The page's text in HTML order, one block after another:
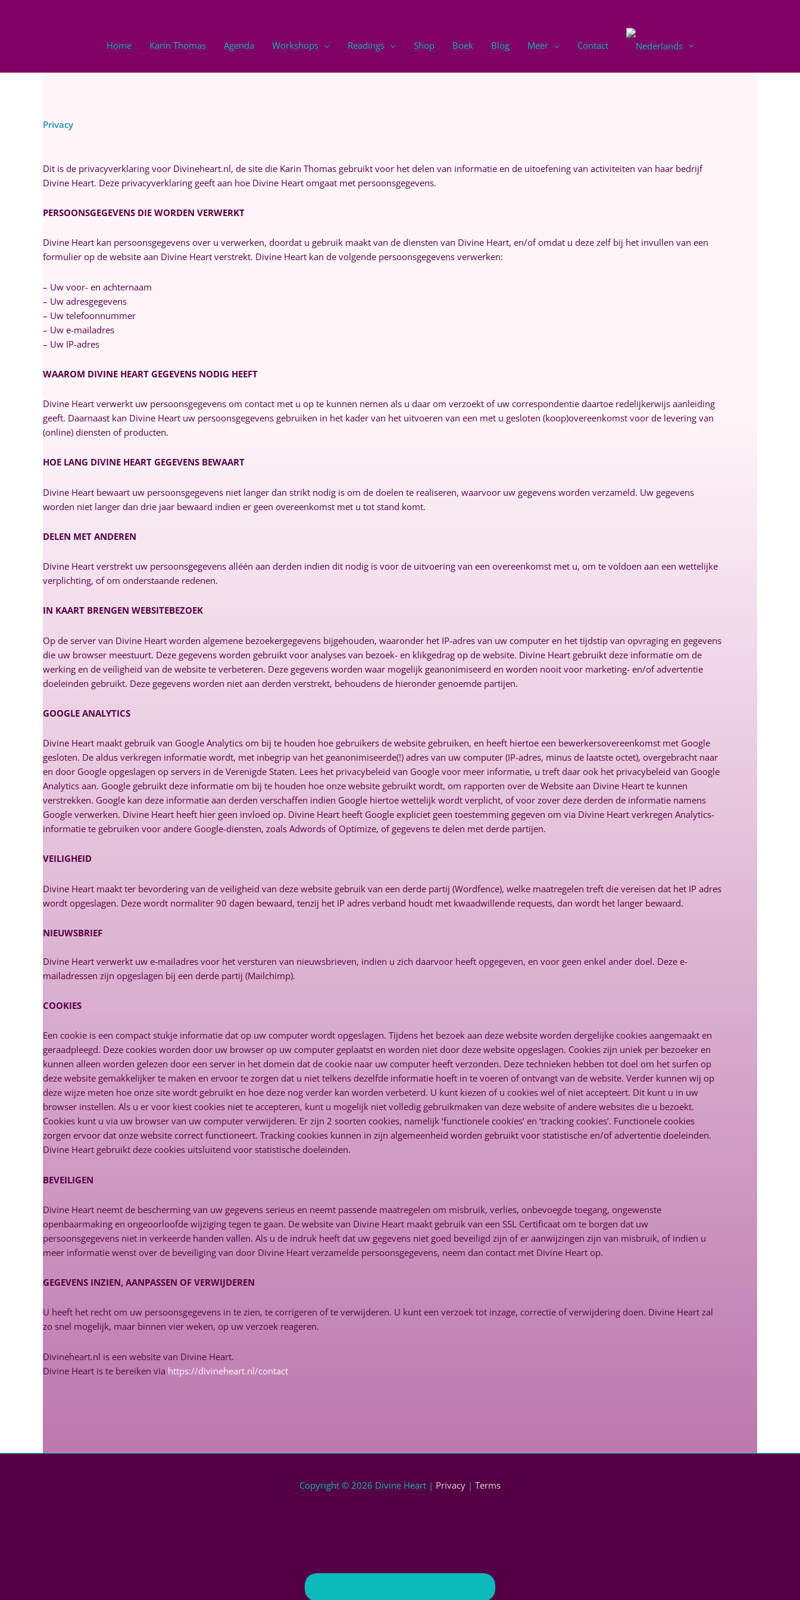
Home Karin Thomas Agenda Workshops Readings Shop Boek Blog Meer Contact
Privacy
Dit is de privacyverklaring voor Divineheart.nl, de site die Karin Thomas gebruikt voor het delen van informatie en de uitoefening van activiteiten van haar bedrijf
Divine Heart. Deze privacyverklaring geeft aan hoe Divine Heart omgaat met persoonsgegevens.
PERSOONSGEGEVENS DIE WORDEN VERWERKT
Divine Heart kan persoonsgegevens over u verwerken, doordat u gebruik maakt van de diensten van Divine Heart, en/of omdat u deze zelf bij het invullen van een
formulier op de website aan Divine Heart verstrekt. Divine Heart kan de volgende persoonsgegevens verwerken:
– Uw voor- en achternaam
– Uw adresgegevens
– Uw telefoonnummer
– Uw e-mailadres
– Uw IP-adres
WAAROM DIVINE HEART GEGEVENS NODIG HEEFT
Divine Heart verwerkt uw persoonsgegevens om contact met u op te kunnen nemen als u daar om verzoekt of uw correspondentie daartoe redelijkerwijs aanleiding
geeft. Daarnaast kan Divine Heart uw persoonsgegevens gebruiken in het kader van het uitvoeren van een met u gesloten (koop)overeenkomst voor de levering van
(online) diensten of producten.
HOE LANG DIVINE HEART GEGEVENS BEWAART
Divine Heart bewaart uw persoonsgegevens niet langer dan strikt nodig is om de doelen te realiseren, waarvoor uw gegevens worden verzameld. Uw gegevens
worden niet langer dan drie jaar bewaard indien er geen overeenkomst met u tot stand komt.
DELEN MET ANDEREN
Divine Heart verstrekt uw persoonsgegevens alléén aan derden indien dit nodig is voor de uitvoering van een overeenkomst met u, om te voldoen aan een wettelijke
verplichting, of om onderstaande redenen.
IN KAART BRENGEN WEBSITEBEZOEK
Op de server van Divine Heart worden algemene bezoekergegevens bijgehouden, waaronder het IP-adres van uw computer en het tijdstip van opvraging en gegevens
die uw browser meestuurt. Deze gegevens worden gebruikt voor analyses van bezoek- en klikgedrag op de website. Divine Heart gebruikt deze informatie om de
werking en de veiligheid van de website te verbeteren. Deze gegevens worden waar mogelijk geanonimiseerd en worden nooit voor marketing- en/of advertentie
doeleinden gebruikt. Deze gegevens worden niet aan derden verstrekt, behoudens de hieronder genoemde partijen.
GOOGLE ANALYTICS
Divine Heart maakt gebruik van Google Analytics om bij te houden hoe gebruikers de website gebruiken, en heeft hiertoe een bewerkersovereenkomst met Google
gesloten. De aldus verkregen informatie wordt, met inbegrip van het geanonimiseerde(!) adres van uw computer (IP-adres, minus de laatste octet), overgebracht naar
en door Google opgeslagen op servers in de Verenigde Staten. Lees het privacybeleid van Google voor meer informatie, u treft daar ook het privacybeleid van Google
Analytics aan. Google gebruikt deze informatie om bij te houden hoe onze website gebruikt wordt, om rapporten over de Website aan Divine Heart te kunnen
verstrekken. Google kan deze informatie aan derden verschaffen indien Google hiertoe wettelijk wordt verplicht, of voor zover deze derden de informatie namens
Google verwerken. Divine Heart heeft hier geen invloed op. Divine Heart heeft Google expliciet geen toestemming gegeven om via Divine Heart verkregen Analytics-
informatie te gebruiken voor andere Google-diensten, zoals Adwords of Optimize, of gegevens te delen met derde partijen.
VEILIGHEID
Divine Heart maakt ter bevordering van de veiligheid van deze website gebruik van een derde partij (Wordfence), welke maatregelen treft die vereisen dat het IP adres
wordt opgeslagen. Deze wordt normaliter 90 dagen bewaard, tenzij het IP adres verband houdt met kwaadwillende requests, dan wordt het langer bewaard.
NIEUWSBRIEF
Divine Heart verwerkt uw e-mailadres voor het versturen van nieuwsbrieven, indien u zich daarvoor heeft opgegeven, en voor geen enkel ander doel. Deze e-
mailadressen zijn opgeslagen bij een derde partij (Mailchimp).
COOKIES
Een cookie is een compact stukje informatie dat op uw computer wordt opgeslagen. Tijdens het bezoek aan deze website worden dergelijke cookies aangemaakt en
geraadpleegd. Deze cookies worden door uw browser op uw computer geplaatst en worden niet door deze website opgeslagen. Cookies zijn uniek per bezoeker en
kunnen alleen worden gelezen door een server in het domein dat de cookie naar uw computer heeft verzonden. Deze technieken hebben tot doel om het surfen op
deze website gemakkelijker te maken en ervoor te zorgen dat u niet telkens dezelfde informatie hoeft in te voeren of ontvangt van de website. Verder kunnen wij op
deze wijze meten hoe onze site wordt gebruikt en hoe deze nog verder kan worden verbeterd. U kunt kiezen of u cookies wel of niet accepteert. Dit kunt u in uw
browser instellen. Als u er voor kiest cookies niet te accepteren, kunt u mogelijk niet volledig gebruikmaken van deze website of andere websites die u bezoekt.
Cookies kunt u via uw browser van uw computer verwijderen. Er zijn 2 soorten cookies, namelijk ‘functionele cookies’ en ‘tracking cookies’. Functionele cookies
zorgen ervoor dat onze website correct functioneert. Tracking cookies kunnen in zijn algemeenheid worden gebruikt voor statistische en/of advertentie doeleinden.
Divine Heart gebruikt deze cookies uitsluitend voor statistische doeleinden.
BEVEILIGEN
Divine Heart neemt de bescherming van uw gegevens serieus en neemt passende maatregelen om misbruik, verlies, onbevoegde toegang, ongewenste
openbaarmaking en ongeoorloofde wijziging tegen te gaan. De website van Divine Heart maakt gebruik van een SSL Certificaat om te borgen dat uw
persoonsgegevens niet in verkeerde handen vallen. Als u de indruk heeft dat uw gegevens niet goed beveiligd zijn of er aanwijzingen zijn van misbruik, of indien u
meer informatie wenst over de beveiliging van door Divine Heart verzamelde persoonsgegevens, neem dan contact met Divine Heart op.
GEGEVENS INZIEN, AANPASSEN OF VERWIJDEREN
U heeft het recht om uw persoonsgegevens in te zien, te corrigeren of te verwijderen. U kunt een verzoek tot inzage, correctie of verwijdering doen. Divine Heart zal
zo snel mogelijk, maar binnen vier weken, op uw verzoek reageren.
Divineheart.nl is een website van Divine Heart.
Divine Heart is te bereiken via https://divineheart.nl/contact
Copyright © 2026 Divine Heart | Privacy | Terms